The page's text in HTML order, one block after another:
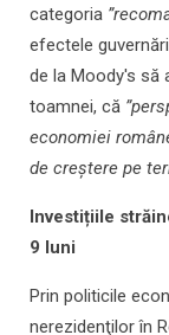
categoria
efectele
de la Moody's să
toamnei, că
economiei
de creștere pe
Investițiile
9 luni
Prin politicile
nerezidenţilor în